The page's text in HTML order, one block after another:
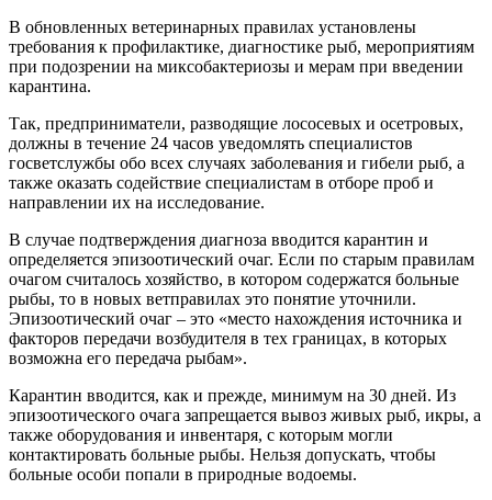
В обновленных ветеринарных правилах установлены
требования к профилактике, диагностике рыб, мероприятиям
при подозрении на миксобактериозы и мерам при введении
карантина.
Так, предприниматели, разводящие лососевых и осетровых,
должны в течение 24 часов уведомлять специалистов
госветслужбы обо всех случаях заболевания и гибели рыб, а
также оказать содействие специалистам в отборе проб и
направлении их на исследование.
В случае подтверждения диагноза вводится карантин и
определяется эпизоотический очаг. Если по старым правилам
очагом считалось хозяйство, в котором содержатся больные
рыбы, то в новых ветправилах это понятие уточнили.
Эпизоотический очаг – это «место нахождения источника и
факторов передачи возбудителя в тех границах, в которых
возможна его передача рыбам».
Карантин вводится, как и прежде, минимум на 30 дней. Из
эпизоотического очага запрещается вывоз живых рыб, икры, а
также оборудования и инвентаря, с которым могли
контактировать больные рыбы. Нельзя допускать, чтобы
больные особи попали в природные водоемы.